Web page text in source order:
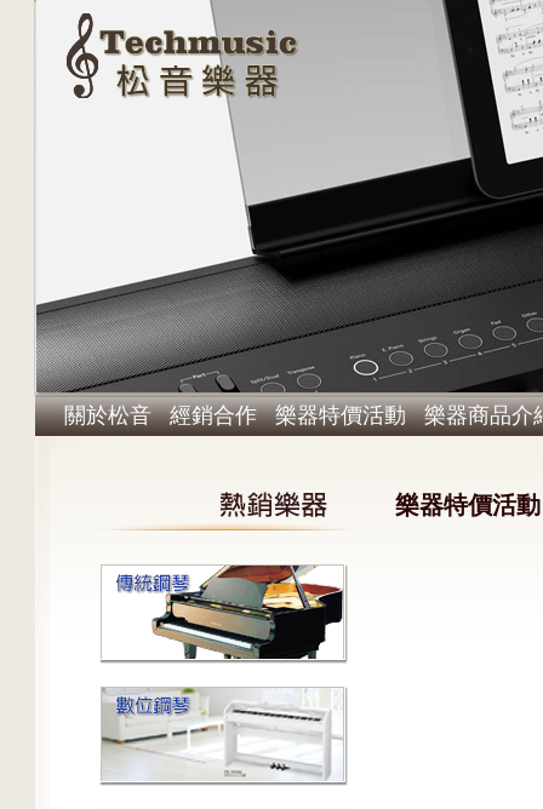
關於松音 經銷合作 樂器特價活動 樂器商品介
樂器特價活動